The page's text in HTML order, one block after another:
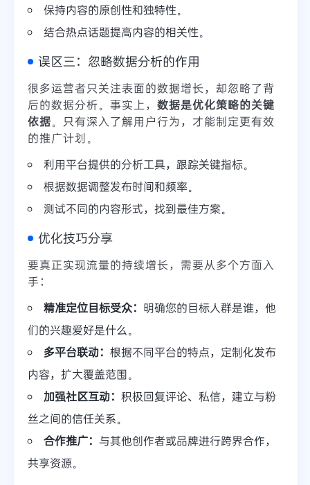
保持内容的原创性和独特性。
结合热点话题提高内容的相关性。
误区三：忽略数据分析的作用
很多运营者只关注表面的数据增长，却忽略了背
后的数据分析。事实上， 数据是优化策略的关键
依据。只有深入了解用户行为，才能制定更有效
的推广计划。
利用平台提供的分析工具，跟踪关键指标。
根据数据调整发布时间和频率。
测试不同的内容形式，找到最佳方案。
优化技巧分享
要真正实现流量的持续增长，需要从多个方面入
手：
精准定位目标受众： 明确您的目标人群是谁，他
们的兴趣爱好是什么。
多平台联动： 根据不同平台的特点，定制化发布
内容，扩大覆盖范围。
加强社区互动： 积极回复评论、私信，建立与粉
丝之间的信任关系。
合作推广： 与其他创作者或品牌进行跨界合作，
共享资源。